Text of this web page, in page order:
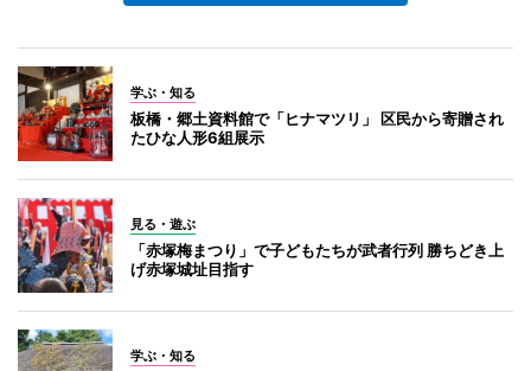
学ぶ・知る
板橋・郷土資料館で「ヒナマツリ」 区民から寄贈され
たひな人形6組展示
見る・遊ぶ
「赤塚梅まつり」で子どもたちが武者行列 勝ちどき上
げ赤塚城址目指す
学ぶ・知る